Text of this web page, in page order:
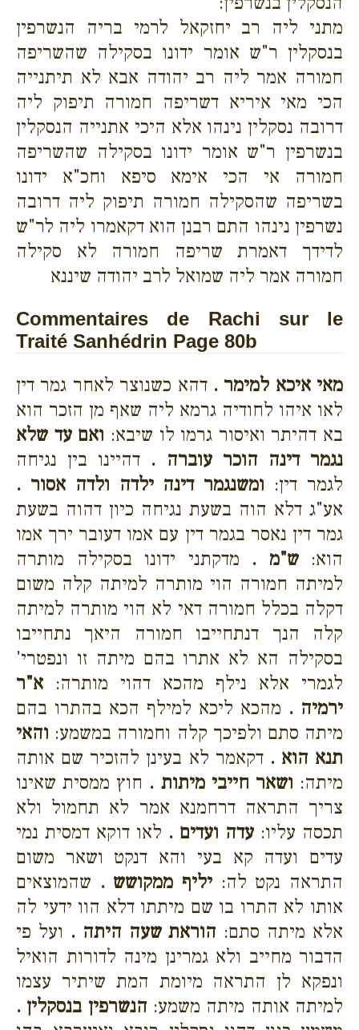
מתני ליה רב יחזקאל לרמי בריה הנשרפין
בנסקלין ר"ש אומר ידונו בסקילה שהשריפה
חמורה אמר ליה רב יהודה אבא לא תיתנייה
הכי מאי איריא דשריפה חמורה תיפוק ליה
דרובה נסקלין נינהו אלא היכי אתנייה הנסקלין
בנשרפין ר"ש אומר ידונו בסקילה שהשריפה
חמורה אי הכי אימא סיפא וחכ"א ידונו
בשריפה שהסקילה חמורה תיפוק ליה דרובה
נשרפין נינהו התם רבנן הוא דקאמרו ליה לר"ש
לדידך דאמרת שריפה חמורה לא סקילה
חמורה אמר ליה שמואל לרב יהודה שיננא
Commentaires de Rachi sur le
Traité Sanhédrin Page 80b
מאי איכא למימר . דהא כשנוצר לאחר גמר דין
לאו איהו לחודיה גרמא ליה שאף מן הזכר הוא
בא דהיתר ואיסור גרמו לו שיבא: ואם עד שלא
נגמר דינה הוכר עוברה . דהיינו בין נגיחה
לגמר דין: ומשנגמר דינה ילדה ולדה אסור .
אע"ג דלא הוה בשעת נגיחה כיון דהוה בשעת
גמר דין נאסר בגמר דין עם אמו דעובר ירך אמו
הוא:ש"מ . מדקתני ידונו בסקילה מותרה
למיתה חמורה הוי מותרה למיתה קלה משום
דקלה בכלל חמורה דאי לא הוי מותרה למיתה
קלה הנך דנתחייבו חמורה היאך נתחייבו
בסקילה הא לא אתרו בהם מיתה זו ונפטרי'
לגמרי אלא נילף מהכא דהוי מותרה: א"ר
ירמיה . מהכא ליכא למילף הכא בהתרו בהם
מיתה סתם ולפיכך קלה וחמורה במשמע: והאי
תנא הוא . דקאמר לא בעינן להזכיר שם אותה
מיתה: ושאר חייבי מיתות . חוץ ממסית שאינו
צריך התראה דרחמנא אמר לא תחמול ולא
תכסה עליו: עדה ועדים . לאו דוקא דמסית נמי
עדים ועדה קא בעי והא דנקט ושאר משום
התראה נקט לה: יליף ממקושש . שהמוצאים
אותו לא התרו בו שם מיתתו דלא הוו ידעי לה
אלא מיתה סתם: הוראת שעה היתה . ועל פי
הדבור מחייב ולא גמרינן מינה לדורות הואיל
ונפקא לן התראה מיומת המת שיתיר עצמו
למיתה אותה מיתה משמע: הנשרפין בנסקלין .